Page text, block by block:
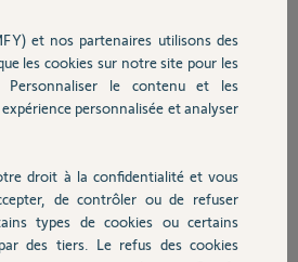
au fil de discussion
et nos partenaires utilisons des
les cookies sur notre site pour les
Personnaliser le contenu et les
personnalisée et analyser
droit à la confidentialité et vous
de contrôler ou de refuser
types de cookies ou certains
des tiers. Le refus des cookies